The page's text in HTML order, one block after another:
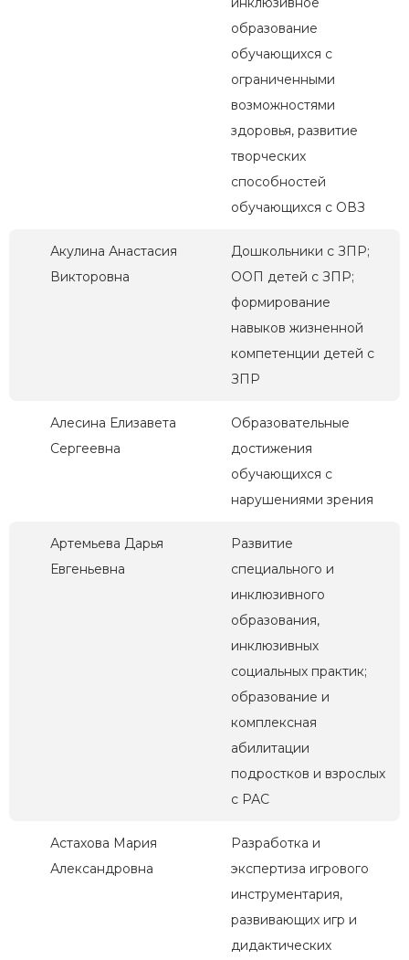
образование
обучающихся с
ограниченными
возможностями
здоровья, развитие
творческих
способностей
обучающихся с ОВЗ
Акулина Анастасия
Викторовна
Дошкольники с ЗПР;
ООП детей с ЗПР;
формирование
навыков жизненной
компетенции детей с
ЗПР
Алесина Елизавета
Сергеевна
Образовательные
достижения
обучающихся с
нарушениями зрения
Артемьева Дарья
Евгеньевна
Развитие
специального и
инклюзивного
образования,
инклюзивных
социальных практик;
образование и
комплексная
абилитации
подростков и взрослых
с РАС
Астахова Мария
Александровна
Разработка и
экспертиза игрового
инструментария,
развивающих игр и
дидактических